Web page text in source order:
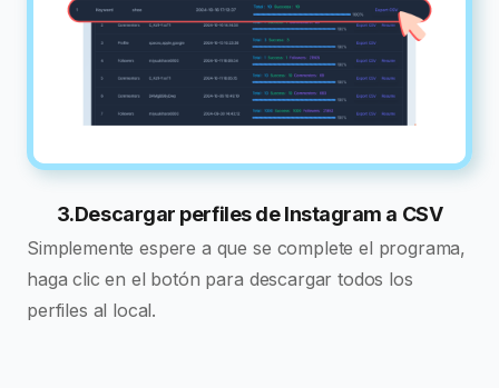
3.Descargar perfiles de Instagram a CSV
Simplemente espere a que se complete el programa,
haga clic en el botón para descargar todos los
perfiles al local.